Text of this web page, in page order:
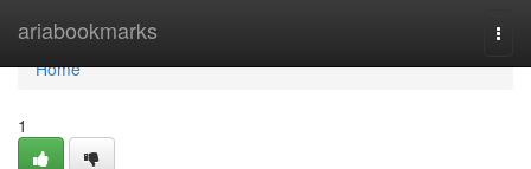
ariabookmarks
Home
Home
1